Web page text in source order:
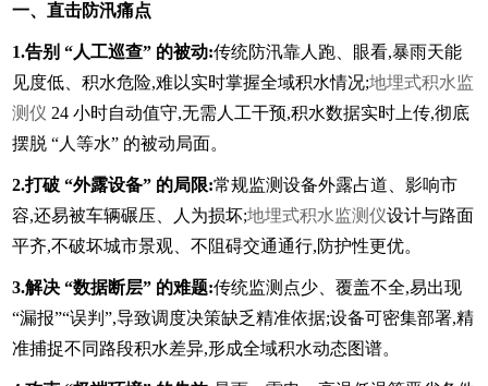
一、直击防汛痛点
1.告别 “人工巡查” 的被动:传统防汛靠人跑、眼看,暴雨天能
见度低、积水危险,难以实时掌握全域积水情况;地埋式积水监
测仪 24 小时自动值守,无需人工干预,积水数据实时上传,彻底
摆脱 “人等水” 的被动局面。
2.打破 “外露设备” 的局限:常规监测设备外露占道、影响市
容,还易被车辆碾压、人为损坏;地埋式积水监测仪设计与路面
平齐,不破坏城市景观、不阻碍交通通行,防护性更优。
3.解决 “数据断层” 的难题:传统监测点少、覆盖不全,易出现
“漏报”“误判”,导致调度决策缺乏精准依据;设备可密集部署,精
准捕捉不同路段积水差异,形成全域积水动态图谱。